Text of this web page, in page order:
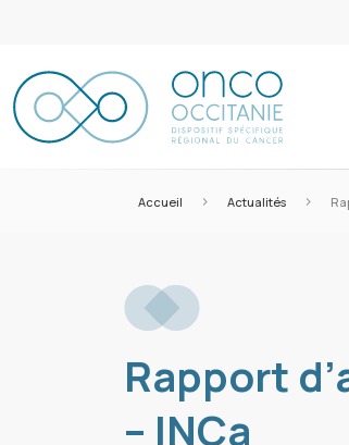
Accueil > Actualités >
Rapport
– INCa